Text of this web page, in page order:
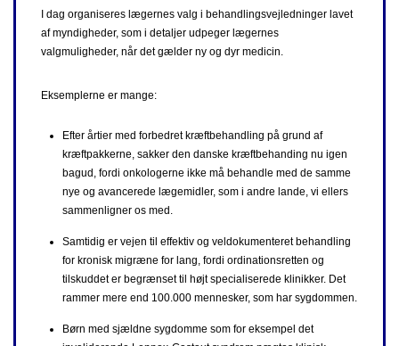
I dag organiseres lægernes valg i behandlingsvejledninger lavet
af myndigheder, som i detaljer udpeger lægernes
valgmuligheder, når det gælder ny og dyr medicin.
Eksemplerne er mange:
Efter årtier med forbedret kræftbehandling på grund af
kræftpakkerne, sakker den danske kræftbehanding nu igen
bagud, fordi onkologerne ikke må behandle med de samme
nye og avancerede lægemidler, som i andre lande, vi ellers
sammenligner os med.
Samtidig er vejen til effektiv og veldokumenteret behandling
for kronisk migræne for lang, fordi ordinationsretten og
tilskuddet er begrænset til højt specialiserede klinikker. Det
rammer mere end 100.000 mennesker, som har sygdommen.
Børn med sjældne sygdomme som for eksempel det